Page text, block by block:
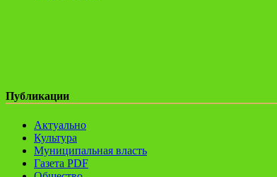
Публикации
Актуально
Культура
Муниципальная власть
Газета PDF